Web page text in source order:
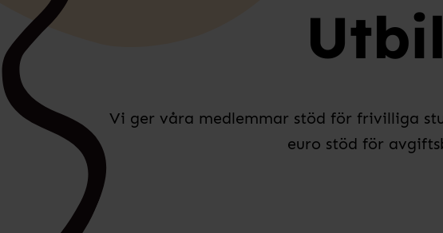
Vi ger våra medlemmar stöd för frivilliga
euro stöd för